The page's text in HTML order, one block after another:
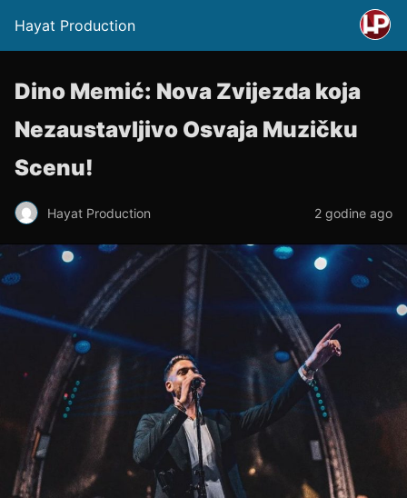
Hayat Production
Dino Memić: Nova Zvijezda koja
Nezaustavljivo Osvaja Muzičku
Scenu!
Hayat Production 2 godine ago